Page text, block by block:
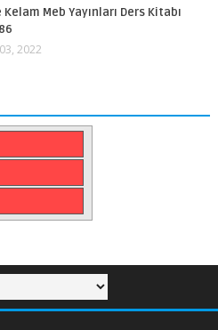
Kelam Meb Yayınları Ders Kitabı
2022